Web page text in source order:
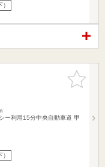
お気に入
りに追加
ー利用15分中央自動車道 甲